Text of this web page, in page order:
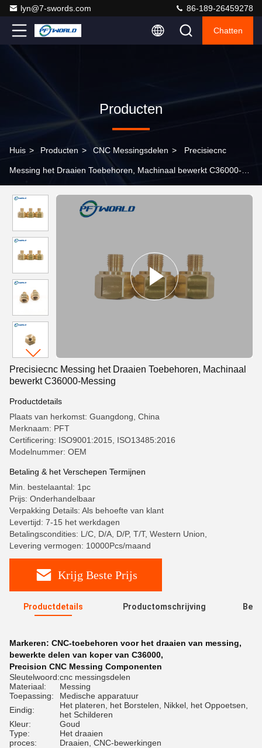
lyn@7-swords.com 86-189-26459278
Chatten
Producten
Huis > Producten > CNC Messingsdelen > Precisiecnc
Messing het Draaien Toebehoren, Machinaal bewerkt C36000-
Precisiecnc Messing het Draaien Toebehoren, Machinaal
bewerkt C36000-Messing
Productdetails
Plaats van herkomst: Guangdong, China
Merknaam: PFT
Certificering: ISO9001:2015, ISO13485:2016
Modelnummer: OEM
Betaling & het Verschepen Termijnen
Min. bestelaantal: 1pc
Prijs: Onderhandelbaar
Verpakking Details: Als behoefte van klant
Levertijd: 7-15 het werkdagen
Betalingscondities: L/C, D/A, D/P, T/T, Western Union,
Levering vermogen: 10000Pcs/maand
Krijg Beste Prijs
Productdetails Productomschrijving
Markeren: CNC-toebehoren voor het draaien van messing,
bewerkte delen van koper van C36000,
Precision CNC Messing Componenten
Sleutelwoord:cnc messingsdelen
Materiaal:
Messing
Toepassing:
Medische apparatuur
Eindig:
Het plateren, het Borstelen, Nikkel, het Oppoetsen,
het Schilderen
Kleur:
Goud
Type:
Het draaien
proces:
Draaien, CNC-bewerkingen